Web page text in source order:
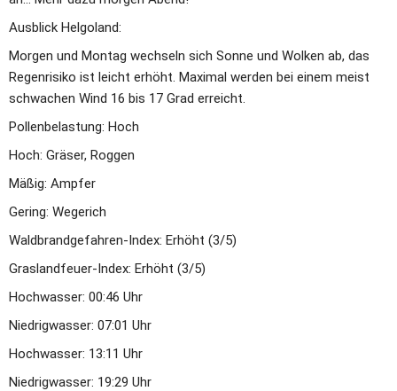
Ausblick Helgoland:
Morgen und Montag wechseln sich Sonne und Wolken ab, das
Regenrisiko ist leicht erhöht. Maximal werden bei einem meist
schwachen Wind 16 bis 17 Grad erreicht.
Pollenbelastung: Hoch
Hoch: Gräser, Roggen
Mäßig: Ampfer
Gering: Wegerich
Waldbrandgefahren-Index: Erhöht (3/5)
Graslandfeuer-Index: Erhöht (3/5)
Hochwasser: 00:46 Uhr
Niedrigwasser: 07:01 Uhr
Hochwasser: 13:11 Uhr
Niedrigwasser: 19:29 Uhr